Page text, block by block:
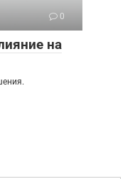
0
на